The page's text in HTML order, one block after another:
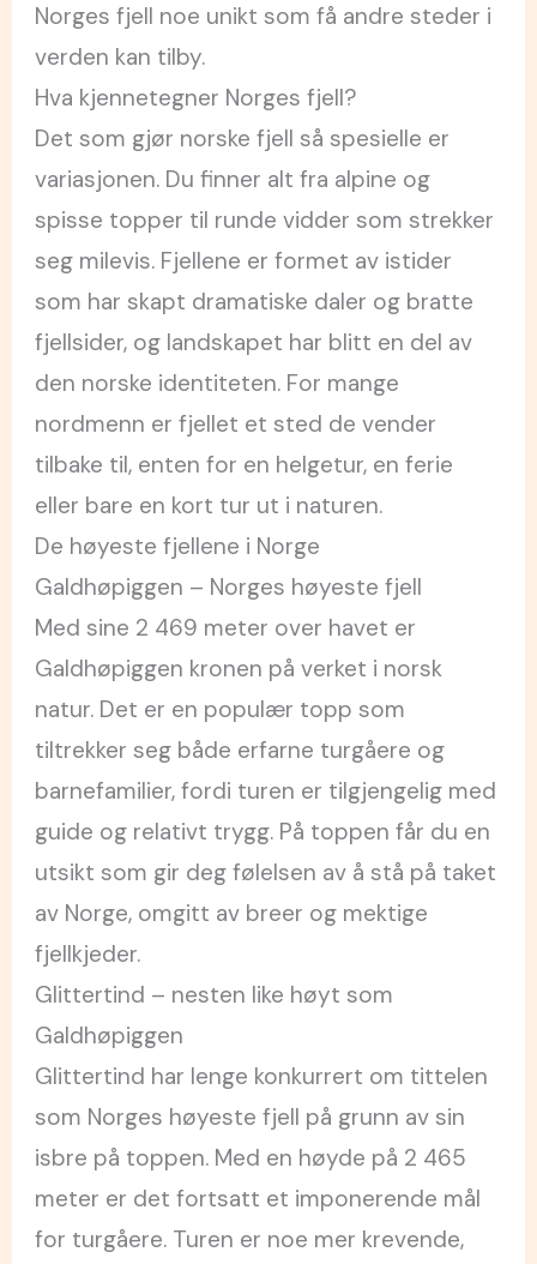
Norges fjell noe unikt som få andre steder i
verden kan tilby.
Hva kjennetegner Norges fjell?
Det som gjør norske fjell så spesielle er
variasjonen. Du finner alt fra alpine og
spisse topper til runde vidder som strekker
seg milevis. Fjellene er formet av istider
som har skapt dramatiske daler og bratte
fjellsider, og landskapet har blitt en del av
den norske identiteten. For mange
nordmenn er fjellet et sted de vender
tilbake til, enten for en helgetur, en ferie
eller bare en kort tur ut i naturen.
De høyeste fjellene i Norge
Galdhøpiggen – Norges høyeste fjell
Med sine 2 469 meter over havet er
Galdhøpiggen kronen på verket i norsk
natur. Det er en populær topp som
tiltrekker seg både erfarne turgåere og
barnefamilier, fordi turen er tilgjengelig med
guide og relativt trygg. På toppen får du en
utsikt som gir deg følelsen av å stå på taket
av Norge, omgitt av breer og mektige
fjellkjeder.
Glittertind – nesten like høyt som
Galdhøpiggen
Glittertind har lenge konkurrert om tittelen
som Norges høyeste fjell på grunn av sin
isbre på toppen. Med en høyde på 2 465
meter er det fortsatt et imponerende mål
for turgåere. Turen er noe mer krevende,